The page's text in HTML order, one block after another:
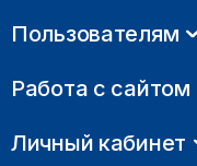
Пользователям
Работа с сайтом
Личный кабинет